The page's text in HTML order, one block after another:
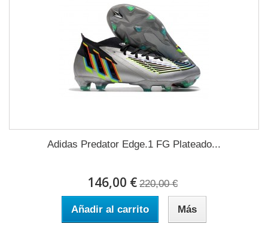
Adidas Predator Edge.1 FG Plateado...
146,00 € 220,00 €
Añadir al carrito Más